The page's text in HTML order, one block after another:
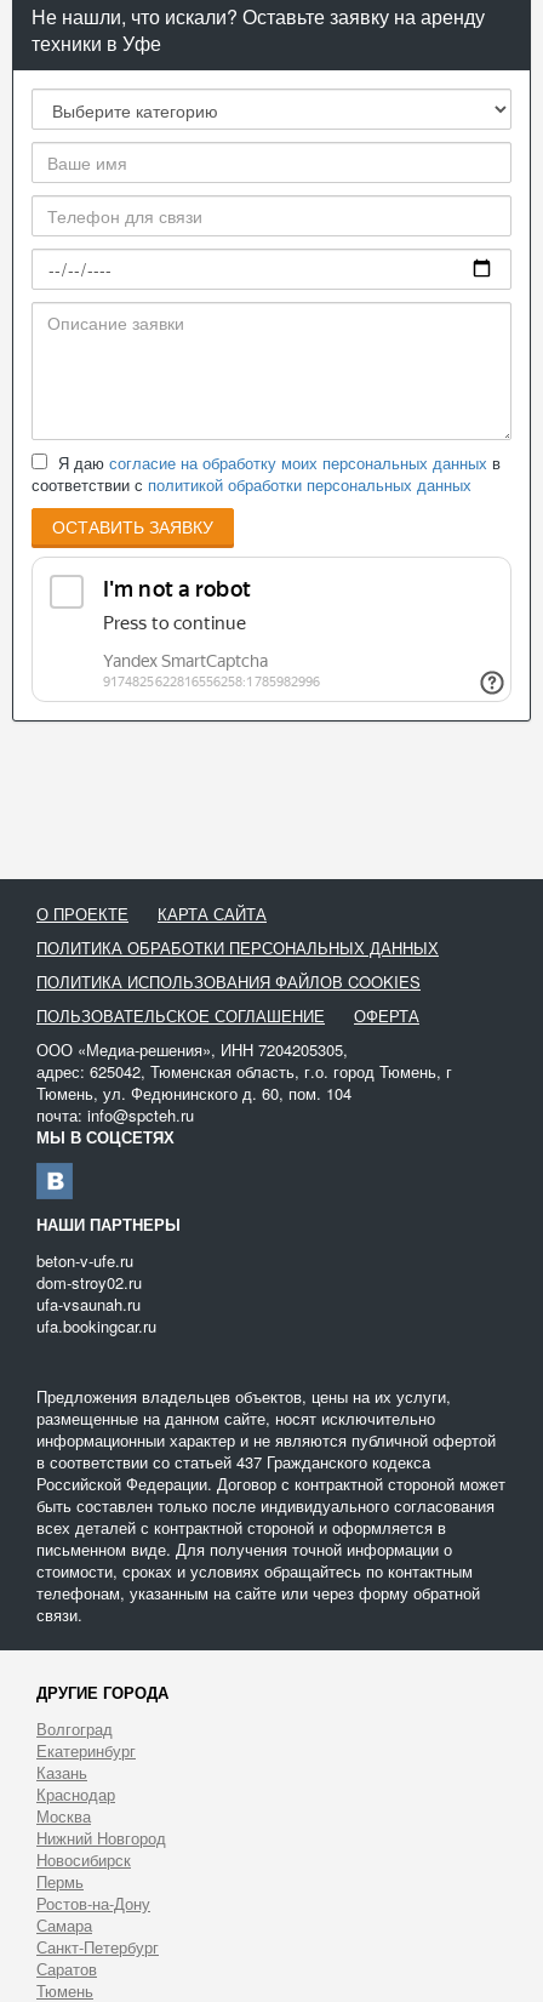
Не нашли, что искали? Оставьте заявку на аренду
техники в Уфе
Я даю согласие на обработку моих персональных данных в
соответствии с политикой обработки персональных данных
ОСТАВИТЬ ЗАЯВКУ
О ПРОЕКТЕ
КАРТА САЙТА
ПОЛИТИКА ОБРАБОТКИ ПЕРСОНАЛЬНЫХ ДАННЫХ
ПОЛИТИКА ИСПОЛЬЗОВАНИЯ ФАЙЛОВ COOKIES
ПОЛЬЗОВАТЕЛЬСКОЕ СОГЛАШЕНИЕ
ОФЕРТА
ООО «Медиа-решения», ИНН 7204205305,
адрес: 625042, Тюменская область, г.о. город Тюмень, г
Тюмень, ул. Федюнинского д. 60, пом. 104
почта: info@spcteh.ru
МЫ В СОЦСЕТЯХ
НАШИ ПАРТНЕРЫ
beton-v-ufe.ru
dom-stroy02.ru
ufa-vsaunah.ru
ufa.bookingcar.ru
Предложения владельцев объектов, цены на их услуги,
размещенные на данном сайте, носят исключительно
информационныи характер и не являются публичной офертой
в соответствии со статьей 437 Гражданского кодекса
Российской Федерации. Договор с контрактной стороной может
быть составлен только после индивидуального согласования
всех деталей с контрактной стороной и оформляется в
письменном виде. Для получения точной информации о
стоимости, сроках и условиях обращайтесь по контактным
телефонам, указанным на сайте или через форму обратной
связи.
ДРУГИЕ ГОРОДА
Волгоград
Екатеринбург
Казань
Краснодар
Москва
Нижний Новгород
Новосибирск
Пермь
Ростов-на-Дону
Самара
Санкт-Петербург
Саратов
Тюмень